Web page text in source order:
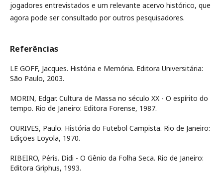
jogadores entrevistados e um relevante acervo histórico, que
agora pode ser consultado por outros pesquisadores.
Referências
LE GOFF, Jacques. História e Memória. Editora Universitária:
São Paulo, 2003.
MORIN, Edgar. Cultura de Massa no século XX - O espírito do
tempo. Rio de Janeiro: Editora Forense, 1987.
OURIVES, Paulo. História do Futebol Campista. Rio de Janeiro:
Edições Loyola, 1970.
RIBEIRO, Péris. Didi - O Gênio da Folha Seca. Rio de Janeiro:
Editora Griphus, 1993.